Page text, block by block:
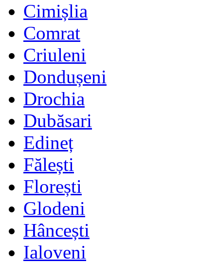
Cimișlia
Comrat
Criuleni
Dondușeni
Drochia
Dubăsari
Edineț
Fălești
Florești
Glodeni
Hâncești
Ialoveni